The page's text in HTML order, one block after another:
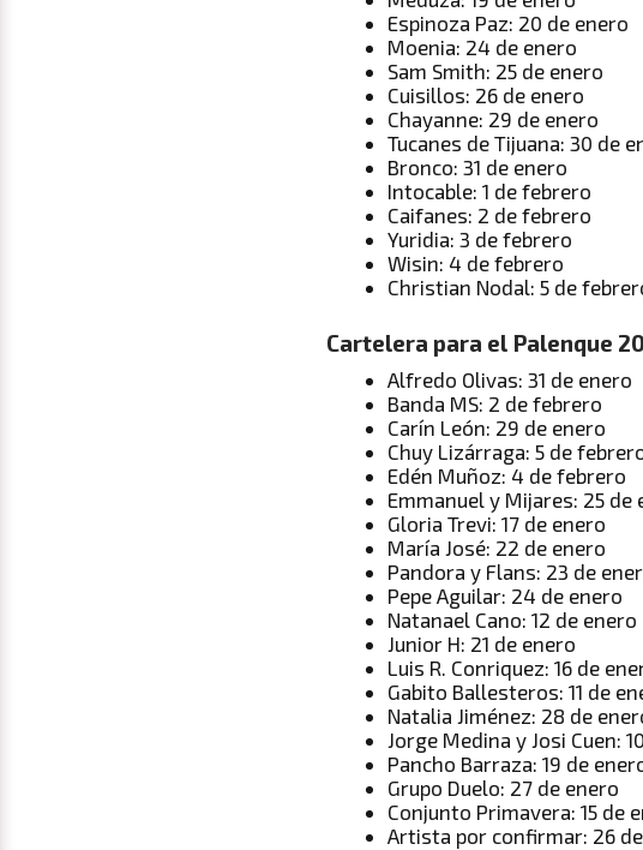
Espinoza Paz: 20 de enero
Moenia: 24 de enero
Sam Smith: 25 de enero
Cuisillos: 26 de enero
Chayanne: 29 de enero
Tucanes de Tijuana: 30 de
Bronco: 31 de enero
Intocable: 1 de febrero
Caifanes: 2 de febrero
Yuridia: 3 de febrero
Wisin: 4 de febrero
Christian Nodal: 5 de
Cartelera para el Palenque
Alfredo Olivas: 31 de enero
Banda MS: 2 de febrero
Carín León: 29 de enero
Chuy Lizárraga: 5 de
Edén Muñoz: 4 de febrero
Emmanuel y Mijares: 25 de
Gloria Trevi: 17 de enero
María José: 22 de enero
Pandora y Flans: 23 de
Pepe Aguilar: 24 de enero
Natanael Cano: 12 de enero
Junior H: 21 de enero
Luis R. Conriquez: 16 de
Gabito Ballesteros: 11 de
Natalia Jiménez: 28 de
Jorge Medina y Josi Cuen:
Pancho Barraza: 19 de
Grupo Duelo: 27 de enero
Conjunto Primavera: 15 de
Artista por confirmar: 26